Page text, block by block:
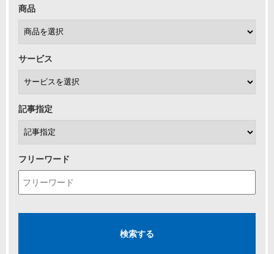
商品
サービス
記事指定
フリーワード